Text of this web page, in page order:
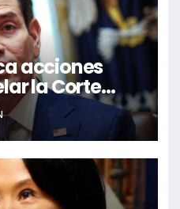
acciones
la Corte